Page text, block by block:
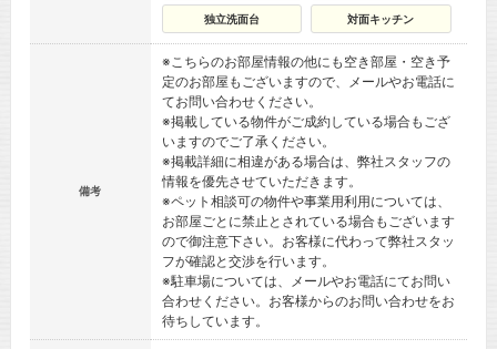
独立洗面台 対面キッチン
備考
※こちらのお部屋情報の他にも空き部屋・空き予
定のお部屋もございますので、メールやお電話に
てお問い合わせください。
※掲載している物件がご成約している場合もござ
いますのでご了承ください。
※掲載詳細に相違がある場合は、弊社スタッフの
情報を優先させていただきます。
※ペット相談可の物件や事業用利用については、
お部屋ごとに禁止とされている場合もございます
ので御注意下さい。お客様に代わって弊社スタッ
フが確認と交渉を行います。
※駐車場については、メールやお電話にてお問い
合わせください。お客様からのお問い合わせをお
待ちしています。